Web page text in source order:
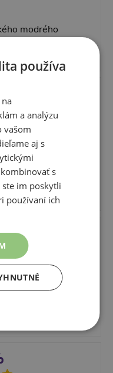
modrého
že jde o plyšáka
jsem velice
používa
a analýzu
vašom
aj s
s
im poskytli
používaní ich